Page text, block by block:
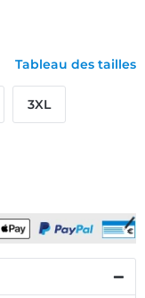
Tableau des tailles
3XL